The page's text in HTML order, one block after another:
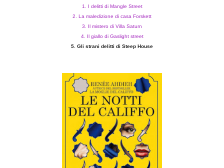
1. I delitti di Mangle Street
2. La maledizione di casa Forskett
3. Il mistero di Villa Saturn
4. Il giallo di Gaslight street
5. Gli strani delitti di Steep House